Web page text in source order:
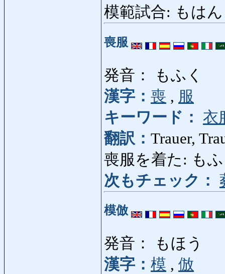
模範試合: もは
喪服
発音： もふく
漢字： 喪 , 服
キーワード： 衣
翻訳： Trauer,
喪服を着た: も
次もチェック：
模倣
発音： もほう
漢字： 模 , 倣